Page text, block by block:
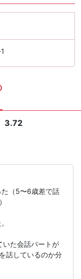
3.72
（5〜6歳差で話
いた会話パートが
話しているのか分